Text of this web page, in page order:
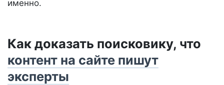
именно.
Как доказать поисковику, что
контент на сайте пишут
эксперты